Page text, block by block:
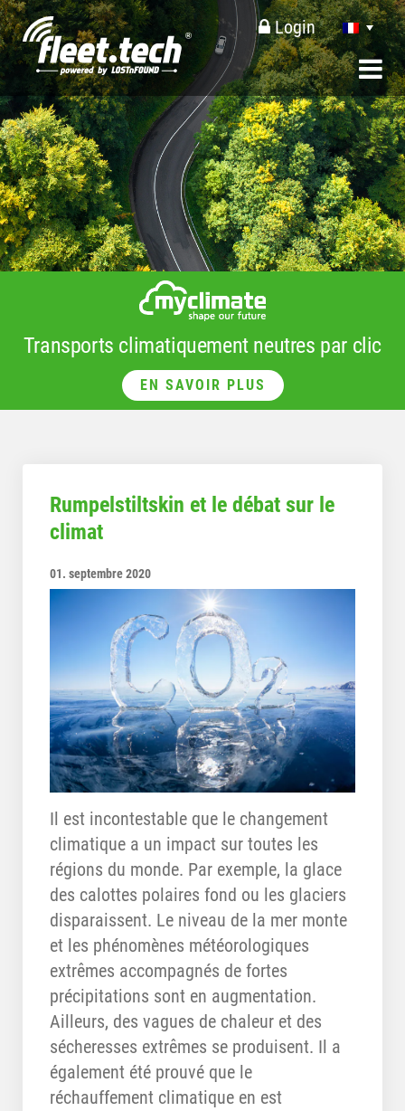
Login
Transports climatiquement neutres par clic
EN SAVOIR PLUS
Rumpelstiltskin et le débat sur le
climat
01. septembre 2020
Il est incontestable que le changement
climatique a un impact sur toutes les
régions du monde. Par exemple, la glace
des calottes polaires fond ou les glaciers
disparaissent. Le niveau de la mer monte
et les phénomènes météorologiques
extrêmes accompagnés de fortes
précipitations sont en augmentation.
Ailleurs, des vagues de chaleur et des
sécheresses extrêmes se produisent. Il a
également été prouvé que le
réchauffement climatique en est